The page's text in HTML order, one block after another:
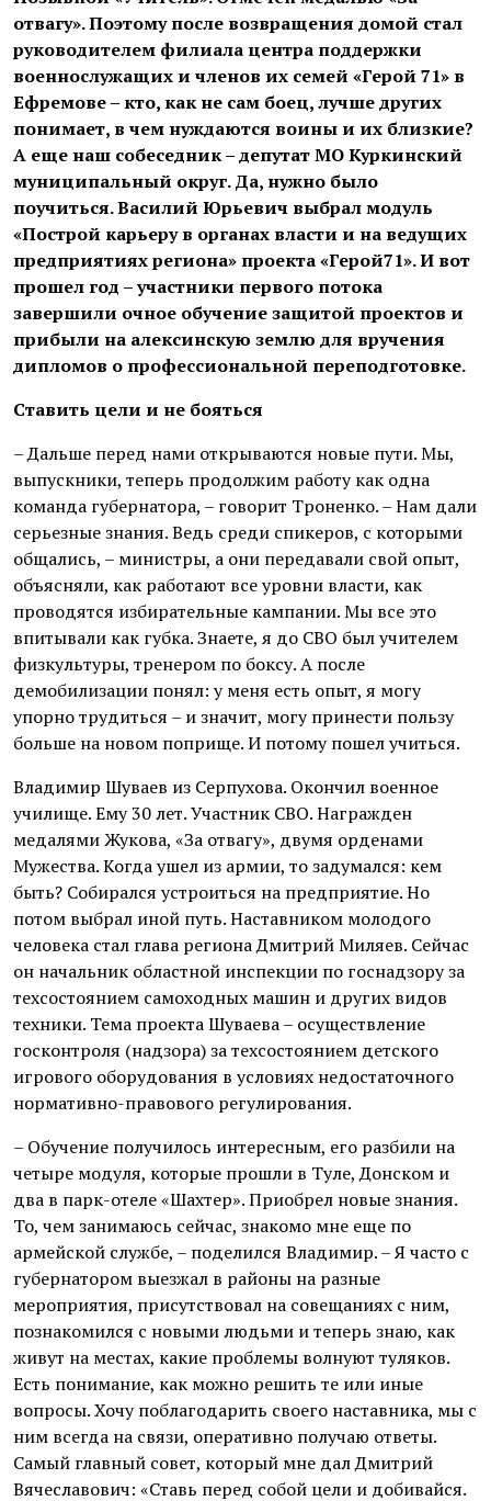
отвагу». Поэтому после возвращения домой стал
руководителем филиала центра поддержки
военнослужащих и членов их семей «Герой 71» в
Ефремове – кто, как не сам боец, лучше других
понимает, в чем нуждаются воины и их близкие?
А еще наш собеседник – депутат МО Куркинский
муниципальный округ. Да, нужно было
поучиться. Василий Юрьевич выбрал модуль
«Построй карьеру в органах власти и на ведущих
предприятиях региона» проекта «Герой71». И вот
прошел год – участники первого потока
завершили очное обу­чение защитой проектов и
прибыли на алексинскую землю для вручения
дипломов о профессиональной переподготовке.
Ставить цели и не бояться
– Дальше перед нами открываются новые пути. Мы,
выпускники, теперь продолжим работу как одна
команда губернатора, – говорит Троненко. – Нам дали
серьезные знания. Ведь среди спикеров, с которыми
общались, – министры, а они передавали свой опыт,
объясняли, как работают все уровни власти, как
проводятся избирательные кампании. Мы все это
впитывали как губка. Знаете, я до СВО был учителем
физкультуры, тренером по боксу. А после
демобилизации понял: у меня есть опыт, я могу
упорно трудиться – и значит, могу принести пользу
больше на новом поприще. И потому пошел учиться.
Владимир Шуваев из Серпухова. Окончил военное
училище. Ему 30 лет. Участник СВО. Награжден
медалями Жукова, «За отвагу», двумя орденами
Мужества. Когда ушел из армии, то задумался: кем
быть? Собирался устроиться на предприятие. Но
потом выбрал иной путь. Наставником молодого
человека стал глава региона Дмитрий Миляев. Сейчас
он начальник областной инспекции по госнадзору за
техсостоянием самоходных машин и других видов
техники. Тема проекта Шуваева – осуществление
госконтроля (надзора) за техсостоянием детского
игрового оборудования в условиях недостаточного
нормативно-правового регулирования.
– Обучение получилось интересным, его разбили на
четыре модуля, которые прошли в Туле, Донском и
два в парк-отеле «Шахтер». Приобрел новые знания.
То, чем занимаюсь сейчас, знакомо мне еще по
армейской службе, – поделился Владимир. – Я часто с
губернатором выезжал в районы на разные
мероприятия, присутствовал на совещаниях с ним,
познакомился с новыми людьми и теперь знаю, как
живут на местах, какие проблемы волнуют туляков.
Есть понимание, как можно решить те или иные
вопросы. Хочу поблагодарить своего наставника, мы с
ним всегда на связи, оперативно получаю ответы.
Самый главный совет, который мне дал Дмитрий
Вячеславович: «Ставь перед собой цели и добивайся.